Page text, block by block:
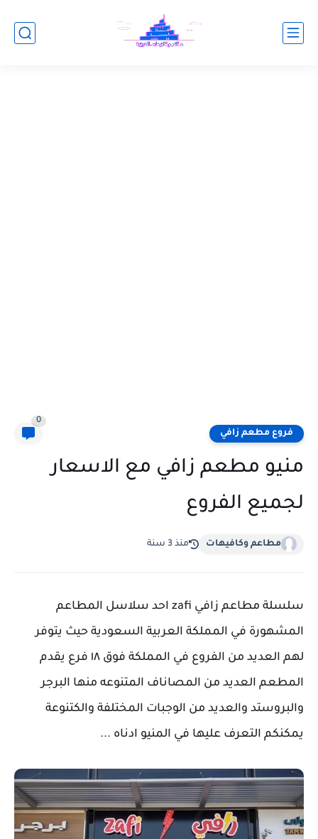
فروع مطعم زافي
0
منيو مطعم زافي مع الاسعار
لجميع الفروع
مطاعم وكافيهات منذ 3 سنة
سلسلة مطاعم زافي zafi احد سلاسل المطاعم
المشهورة في المملكة العربية السعودية حيث يتوفر
لهم العديد من الفروع في المملكة فوق ١٨ فرع يقدم
المطعم العديد من المصاناف المتنوعه منها البرجر
والبروستد والعديد من الوجبات المختلفة والكتنوعة
يمكنكم التعرف عليها في المنيو ادناه ...